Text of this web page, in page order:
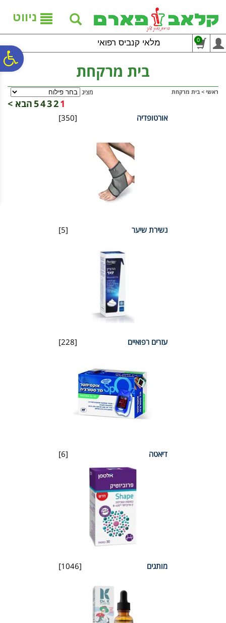
נגישות
אתר
המרכזי
ניווט
מלאי קנביס רפואי 0
בית מרקחת
ראשי > בית מרקחת מציג
1
2
3
4
5הבא >
[350] אורטופדיה
[5] נשירת שיער
[228] עזרים רפואיים
[6] דיאטה
[1046] מותגים